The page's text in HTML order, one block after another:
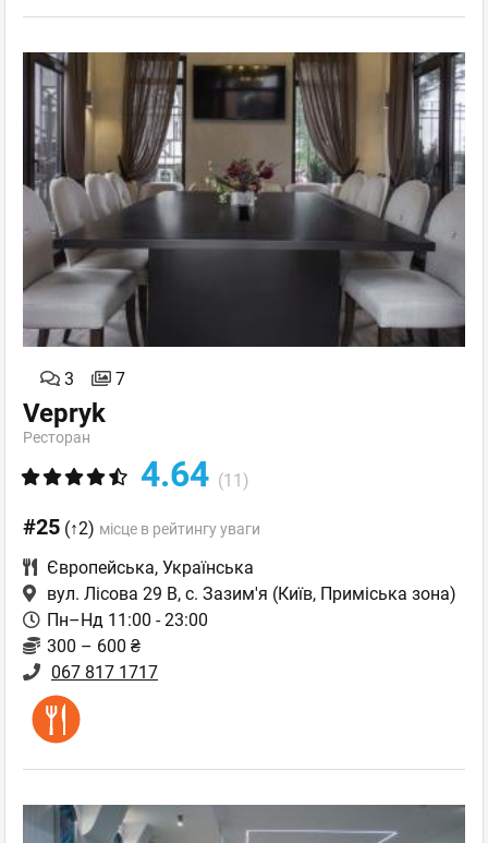
3 7
Vepryk
Ресторан
4.64 (11)
#25 (↑2) місце в рейтингу уваги
Європейська, Українська
вул. Лісова 29 В, с. Зазим'я (Київ, Приміська зона)
Пн–Нд 11:00 - 23:00
300 – 600 ₴
067 817 1717